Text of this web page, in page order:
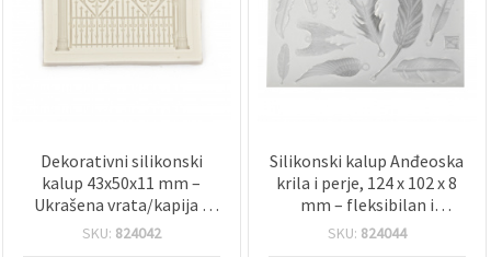
Dekorativni silikonski
kalup 43x50x11 mm –
Ukrašena vrata/kapija s
lanternama –
SKU: 824042
Silikonski kalup Anđeoska
krila i perje, 124 x 102 x 8
mm – fleksibilan i
višekratan, za smolu (UV
SKU: 824044